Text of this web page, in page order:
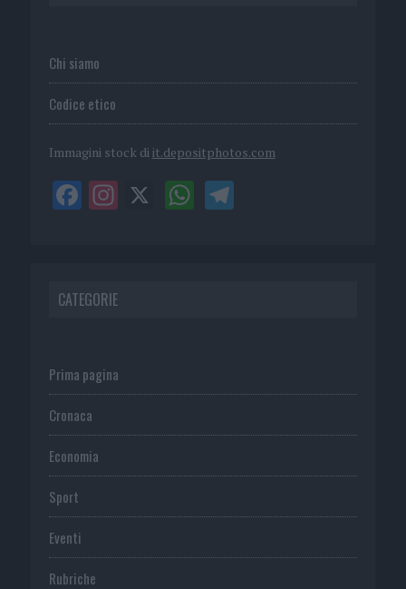
Chi siamo
Codice etico
Immagini stock di it.depositphotos.com
CATEGORIE
Prima pagina
Cronaca
Economia
Sport
Eventi
Rubriche